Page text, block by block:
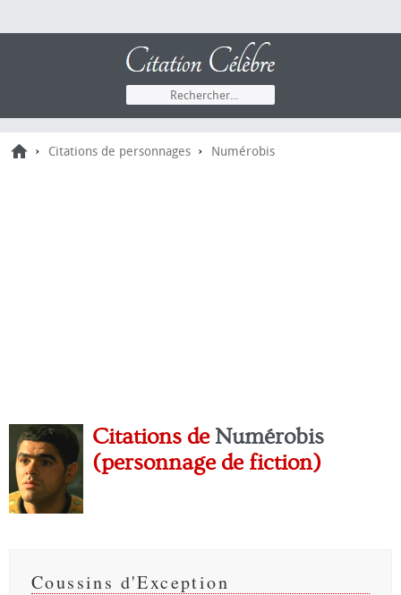
› Citations de personnages › Numérobis
Citations de Numérobis
(personnage de fiction)
Coussins d'Exception